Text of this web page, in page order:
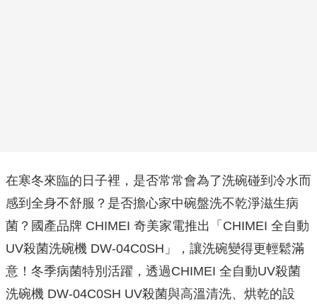
在寒冬來臨的日子裡，是否常常會為了洗碗碰到冷水而
感到全身不舒服？是否擔心家中碗盤洗不乾淨滋生病
菌？國產品牌 CHIMEI 奇美家電推出「CHIMEI 全自動
UV殺菌洗碗機 DW-04C0SH」，讓洗碗變得更輕鬆滿
意！冬季病菌特別活躍，透過CHIMEI 全自動UV殺菌
洗碗機 DW-04C0SH UV殺菌與高溫清洗、烘乾的設